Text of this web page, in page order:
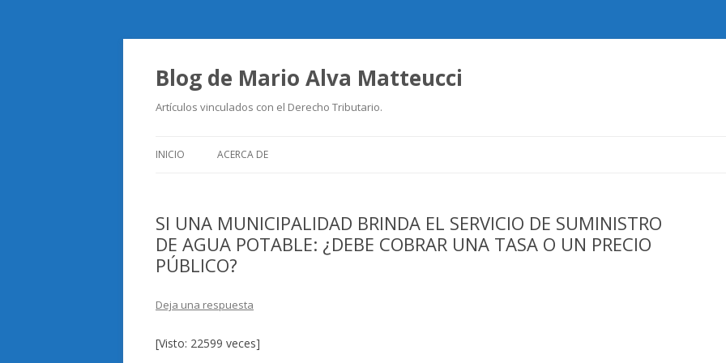
Blog de Mario Alva Matteucci
Artículos vinculados con el Derecho Tributario.
INICIO ACERCA DE
SI UNA MUNICIPALIDAD BRINDA EL SERVICIO DE SUMINISTRO
DE AGUA POTABLE: ¿DEBE COBRAR UNA TASA O UN PRECIO
PÚBLICO?
Deja una respuesta
[Visto: 22599 veces]